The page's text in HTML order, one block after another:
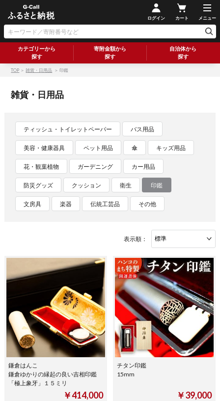
ログイン カート メニュー
カテゴリーから
探す
寄附金額から
探す
自治体から
探す
TOP ＞雑貨・日用品 ＞ 印鑑
雑貨・日用品
ティッシュ・トイレットペーパー バス用品
美容・健康器具 ペット用品 傘 キッズ用品
花・観葉植物 ガーデニング カー用品
防災グッズ クッション 衛生 印鑑
文房具 楽器 伝統工芸品 その他
表示順：
鎌倉はんこ
鎌倉ゆかりの縁起の良い吉相印鑑
「極上象牙」１５ミリ
￥414,000
チタン印鑑
15mm
￥39,000